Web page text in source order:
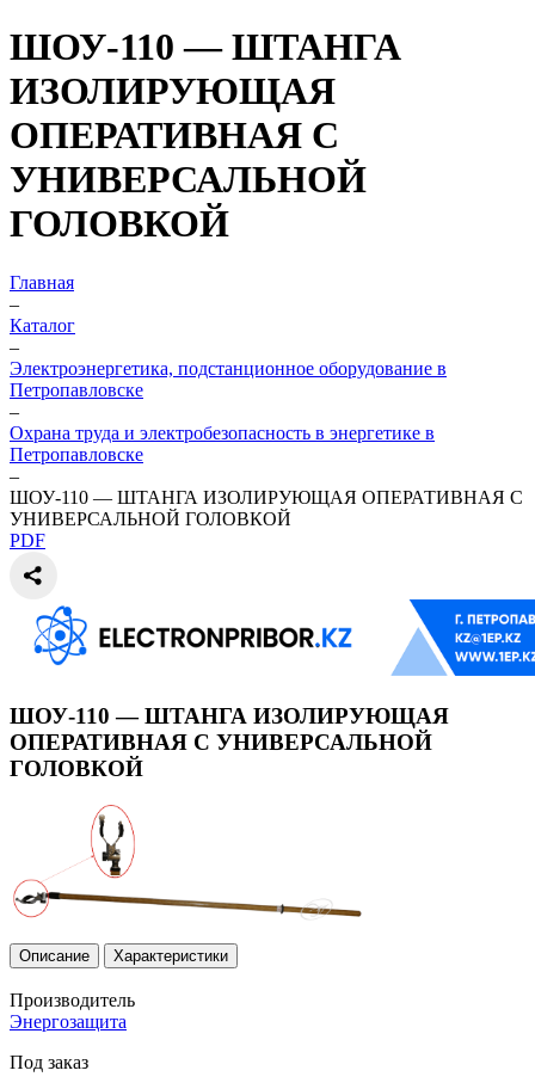
ШОУ-110 — ШТАНГА
ИЗОЛИРУЮЩАЯ
ОПЕРАТИВНАЯ С
УНИВЕРСАЛЬНОЙ
ГОЛОВКОЙ
Главная
–
Каталог
–
Электроэнергетика, подстанционное оборудование в
Петропавловске
–
Охрана труда и электробезопасность в энергетике в
Петропавловске
–
ШОУ-110 — ШТАНГА ИЗОЛИРУЮЩАЯ ОПЕРАТИВНАЯ С
УНИВЕРСАЛЬНОЙ ГОЛОВКОЙ
PDF
ШОУ-110 — ШТАНГА ИЗОЛИРУЮЩАЯ
ОПЕРАТИВНАЯ С УНИВЕРСАЛЬНОЙ
ГОЛОВКОЙ
Описание Характеристики
Производитель
Энергозащита
Под заказ